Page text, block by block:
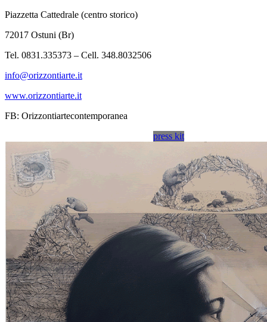
Piazzetta Cattedrale (centro storico)
72017 Ostuni (Br)
Tel. 0831.335373 – Cell. 348.8032506
info@orizzontiarte.it
www.orizzontiarte.it
FB: Orizzontiartecontemporanea
press kit